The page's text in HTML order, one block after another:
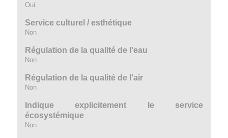
Oui
Service culturel / esthétique
Non
Régulation de la qualité de l'eau
Non
Régulation de la qualité de l'air
Non
Indique explicitement le service
écosystémique
Non